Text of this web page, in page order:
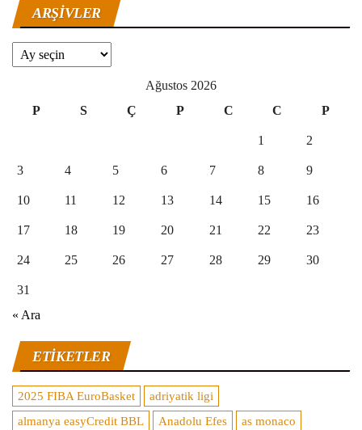
ARŞIVLER
Arşivler
Ağustos 2026
P
S Ç P C C P
1 2
3 4 5 6 7 8 9
10 11 12 13 14 15 16
17 18 19 20 21 22 23
24 25 26 27 28 29 30
31
« Ara
ETIKETLER
2025 FIBA EuroBasket
adriyatik ligi
almanya easyCredit BBL
Anadolu Efes
as monaco